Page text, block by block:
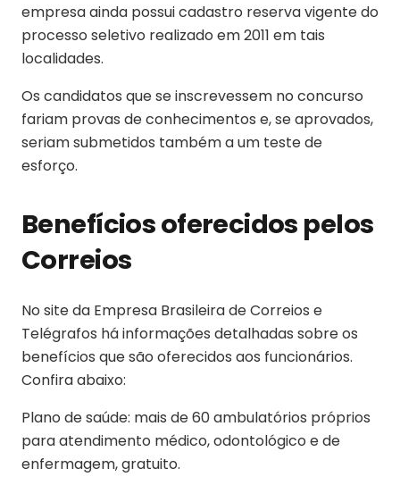
empresa ainda possui cadastro reserva vigente do
processo seletivo realizado em 2011 em tais
localidades.
Os candidatos que se inscrevessem no concurso
fariam provas de conhecimentos e, se aprovados,
seriam submetidos também a um teste de
esforço.
Benefícios oferecidos pelos
Correios
No site da Empresa Brasileira de Correios e
Telégrafos há informações detalhadas sobre os
benefícios que são oferecidos aos funcionários.
Confira abaixo:
Plano de saúde: mais de 60 ambulatórios próprios
para atendimento médico, odontológico e de
enfermagem, gratuito.